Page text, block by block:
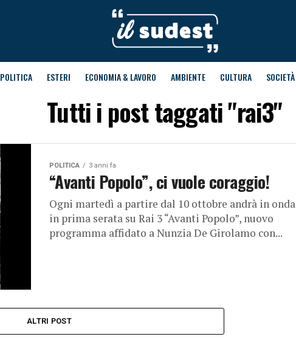
POLITICA ESTERI ECONOMIA & LAVORO AMBIENTE CULTURA SOCIETÀ
Tutti i post taggati "rai3"
POLITICA 3 anni fa
“Avanti Popolo”, ci vuole coraggio!
Ogni martedì a partire dal 10 ottobre andrà in onda
in prima serata su Rai 3 “Avanti Popolo”, nuovo
programma affidato a Nunzia De Girolamo con...
ALTRI POST